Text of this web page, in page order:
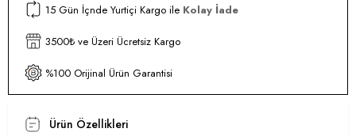
15 Gün İçnde Yurtiçi Kargo ile Kolay İade
3500₺ ve Üzeri Ücretsiz Kargo
%100 Orijinal Ürün Garantisi
Ürün Özellikleri